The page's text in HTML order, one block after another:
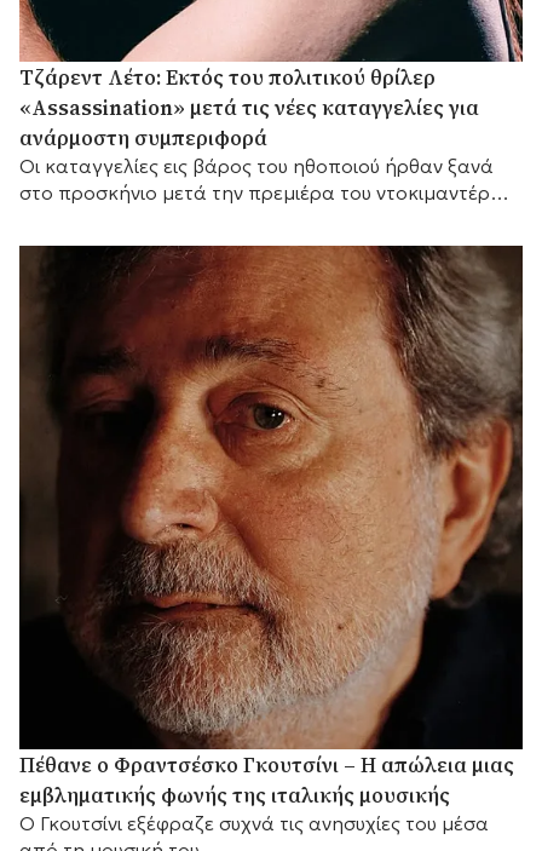
Τζάρεντ Λέτο: Εκτός του πολιτικού θρίλερ
«Assassination» μετά τις νέες καταγγελίες για
ανάρμοστη συμπεριφορά
Οι καταγγελίες εις βάρος του ηθοποιού ήρθαν ξανά
στο προσκήνιο μετά την πρεμιέρα του ντοκιμαντέρ
Πέθανε ο Φραντσέσκο Γκουτσίνι – Η απώλεια μιας
εμβληματικής φωνής της ιταλικής μουσικής
Ο Γκουτσίνι εξέφραζε συχνά τις ανησυχίες του μέσα